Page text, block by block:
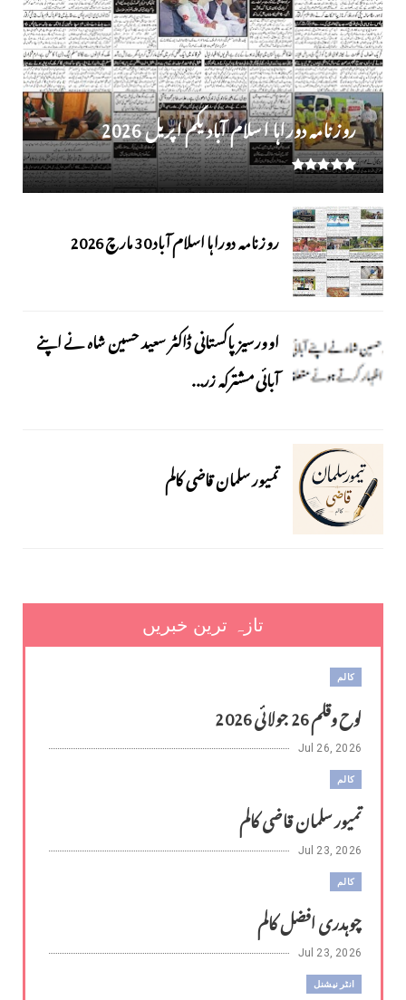
روز نامہ دوراہا اسلام آباد یکم اپریل 2026
روزنامہ دوراہا اسلام آباد 30 مارچ 2026
اوورسیز پاکستانی ڈاکٹر سعید حسین شاہ نے اپنے
آبائی مشترکہ زر...
تمیور سلمان قاضی کالم
تازہ ترین خبریں
کالم
لوح وقلم 26 جولائی 2026
Jul 26, 2026
کالم
تمیور سلمان قاضی کالم
Jul 23, 2026
کالم
چوہدری افضل کالم
Jul 23, 2026
انٹر نیشنل